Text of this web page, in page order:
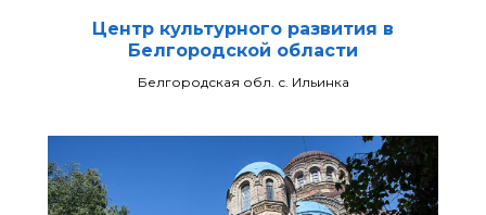
Центр культурного развития в
Белгородской области
Белгородская обл. с. Ильинка